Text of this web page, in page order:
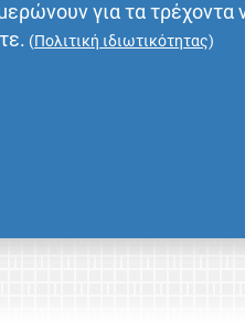
για τα τρέχοντα
(Πολιτική ιδιωτικότητας)